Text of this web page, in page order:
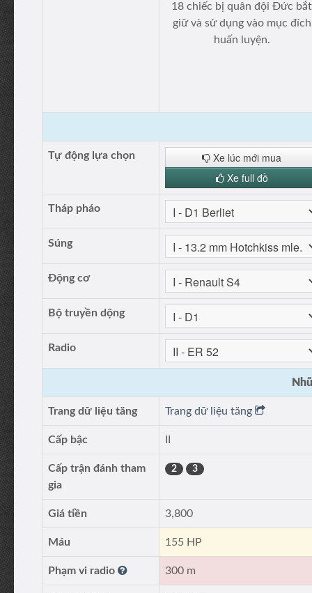
18 chiếc bị quân đội Đức bắt
giữ và sử dụng vào mục đích
huấn luyện.
Tự động lựa chọn
Xe lúc mới mua
Xe full đồ
Tháp pháo
Súng
Động cơ
Bộ truyền dộng
Radio
Trang dữ liệu tăng Trang dữ liệu tăng
Cấp bậc
Cấp trận đánh tham
gia
2 3
Giá tiền 3,800
Máu 155 HP
Phạm vi radio 300 m